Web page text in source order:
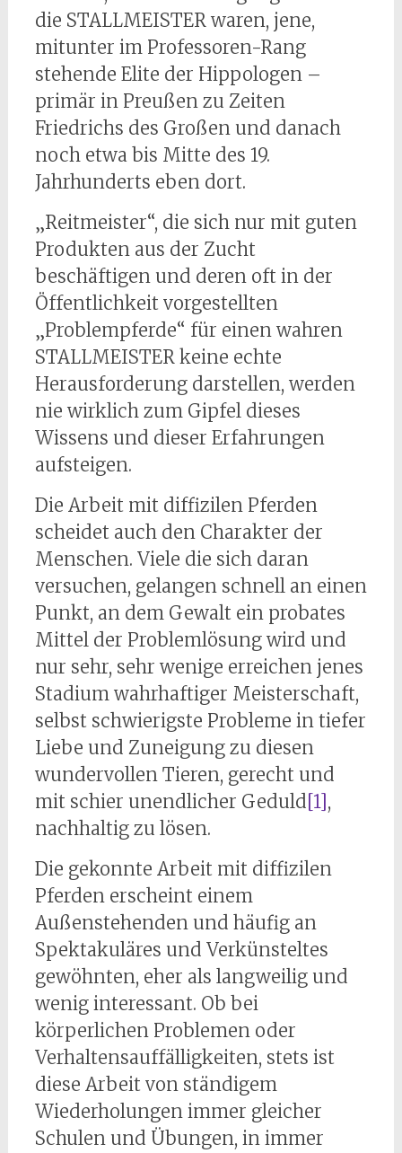
die STALLMEISTER waren, jene,
mitunter im Professoren-Rang
stehende Elite der Hippologen –
primär in Preußen zu Zeiten
Friedrichs des Großen und danach
noch etwa bis Mitte des 19.
Jahrhunderts eben dort.
„Reitmeister“, die sich nur mit guten
Produkten aus der Zucht
beschäftigen und deren oft in der
Öffentlichkeit vorgestellten
„Problempferde“ für einen wahren
STALLMEISTER keine echte
Herausforderung darstellen, werden
nie wirklich zum Gipfel dieses
Wissens und dieser Erfahrungen
aufsteigen.
Die Arbeit mit diffizilen Pferden
scheidet auch den Charakter der
Menschen. Viele die sich daran
versuchen, gelangen schnell an einen
Punkt, an dem Gewalt ein probates
Mittel der Problemlösung wird und
nur sehr, sehr wenige erreichen jenes
Stadium wahrhaftiger Meisterschaft,
selbst schwierigste Probleme in tiefer
Liebe und Zuneigung zu diesen
wundervollen Tieren, gerecht und
mit schier unendlicher Geduld[1],
nachhaltig zu lösen.
Die gekonnte Arbeit mit diffizilen
Pferden erscheint einem
Außenstehenden und häufig an
Spektakuläres und Verkünsteltes
gewöhnten, eher als langweilig und
wenig interessant. Ob bei
körperlichen Problemen oder
Verhaltensauffälligkeiten, stets ist
diese Arbeit von ständigem
Wiederholungen immer gleicher
Schulen und Übungen, in immer